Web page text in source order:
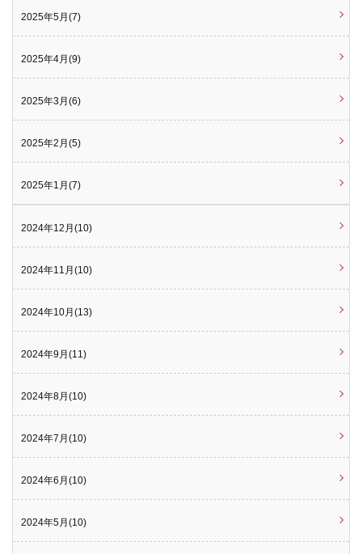
2025年5月(7)
2025年4月(9)
2025年3月(6)
2025年2月(5)
2025年1月(7)
2024年12月(10)
2024年11月(10)
2024年10月(13)
2024年9月(11)
2024年8月(10)
2024年7月(10)
2024年6月(10)
2024年5月(10)